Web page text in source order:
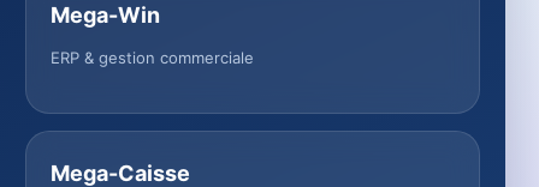
Mega-Win
ERP & gestion commerciale
Mega-Caisse